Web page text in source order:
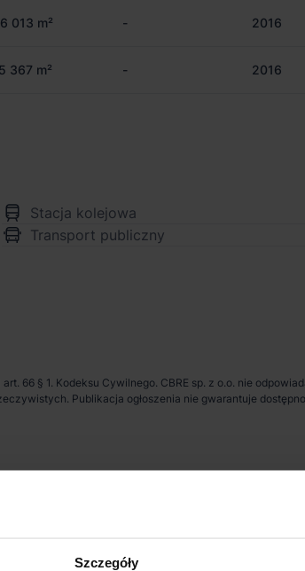
Szczegóły
013 m² - 2016
367 m² - 2016
Stacja kolejowa
Transport publiczny
66 § 1. Kodeksu Cywilnego. CBRE sp. z o.o. nie
Publikacja ogłoszenia nie gwarantuje